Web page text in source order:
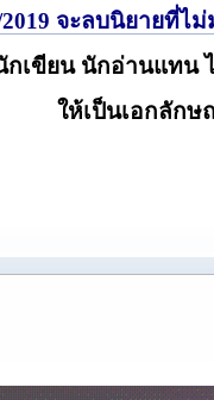
2019 จะลบนิยายที่ไ
กเขียน นักอ่านแทน
ให้เป็นเอกลักษ